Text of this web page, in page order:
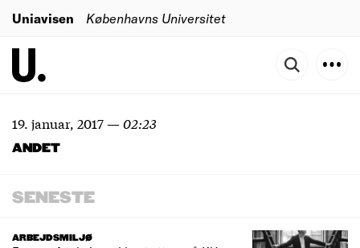
Uniavisen Københavns Universitet
19. januar, 2017—02:23
ANDET
SENESTE
ARBEJDSMILJØ